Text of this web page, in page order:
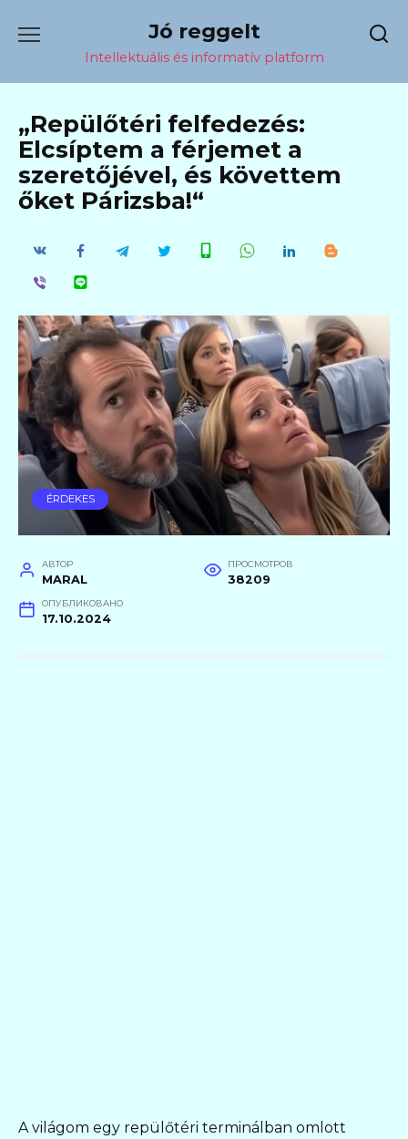
содержанию
Jó reggelt
Intellektuális és informatív platform
„Repülőtéri felfedezés:
Elcsíptem a férjemet a
szeretőjével, és követtem
őket Párizsba!“
ÉRDEKES
АВТОР
MARAL
ПРОСМОТРОВ
38209
ОПУБЛИКОВАНО
17.10.2024
A világom egy repülőtéri terminálban omlott